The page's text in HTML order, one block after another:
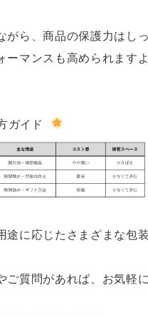
がら、商品の保護力はし
ーマンスも高められます
ガイド
途に応じたさまざまな包
ご質問があれば、お気軽